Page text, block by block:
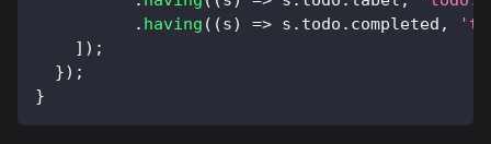
. having ( (s) => s . todo . completed ,
] ) ;
}) ;
}